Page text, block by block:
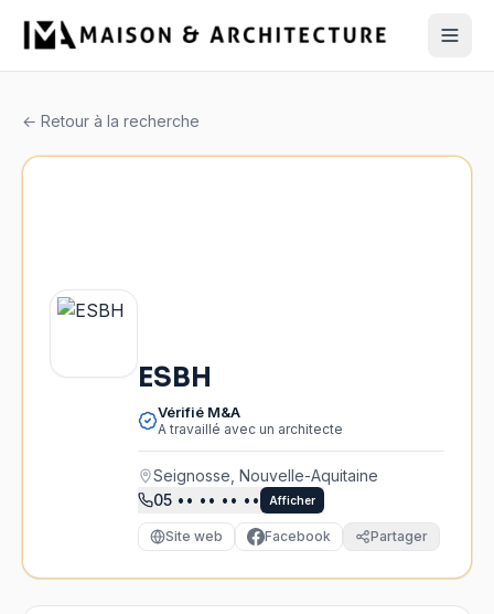
← Retour à la recherche
ESBH
Vérifié M&A
A travaillé avec un architecte
Seignosse, Nouvelle-Aquitaine
05 •• •• •• •• Afficher
Site web Facebook Partager